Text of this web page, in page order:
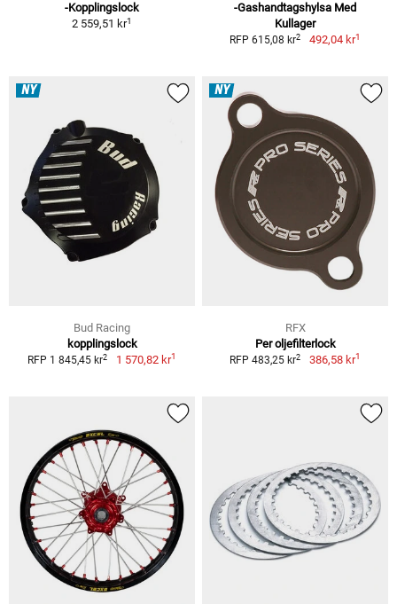
-Kopplingslock
2 559,51 kr1
-Gashandtagshylsa Med
Kullager
RFP 615,08 kr2 492,04 kr1
NY
Bud Racing
kopplingslock
RFP 1 845,45 kr2 1 570,82 kr1
NY
RFX
Per oljefilterlock
RFP 483,25 kr2 386,58 kr1